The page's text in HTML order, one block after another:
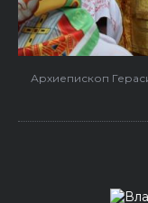
Архиепископ